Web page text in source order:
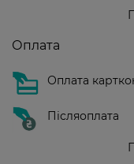
Оплата
Оплата
Післяоплата